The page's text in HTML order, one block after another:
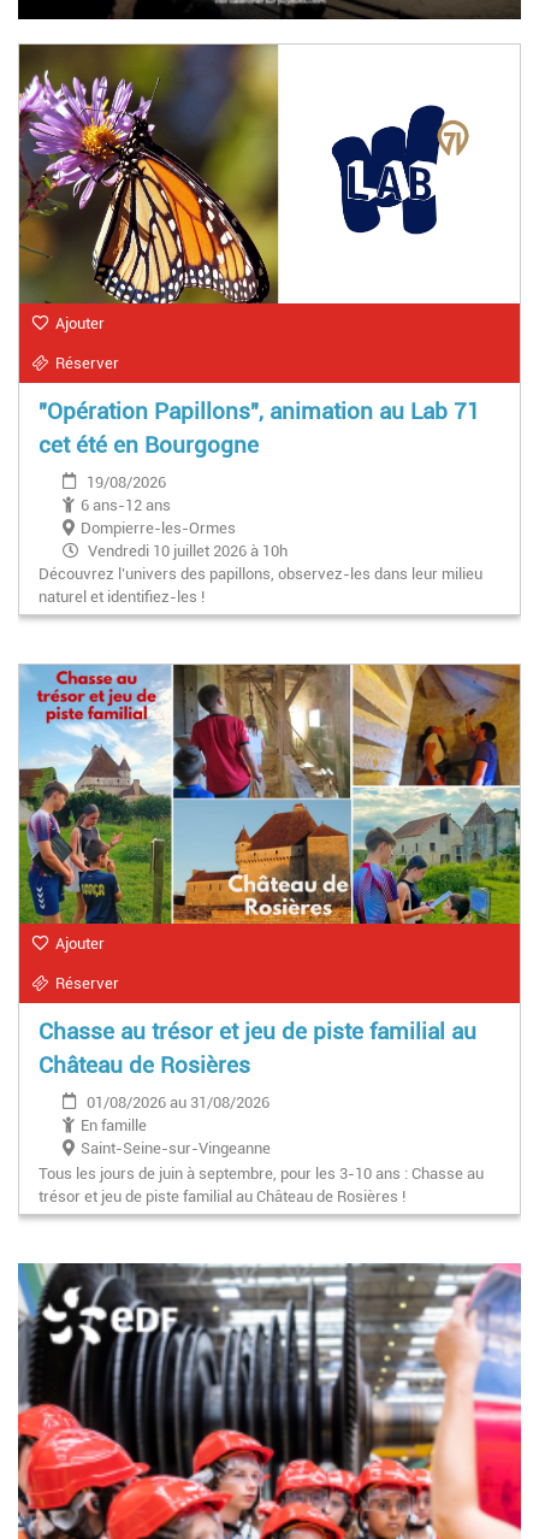
Ajouter
Réserver
"Opération Papillons", animation au Lab 71
cet été en Bourgogne
19/08/2026
6 ans-12 ans
Dompierre-les-Ormes
Vendredi 10 juillet 2026 à 10h
Vendredi 24 juillet 2026 à 10h
Vendredi 31 juillet 2026 à 14h
Mercredi 19 août 2026 à 10h
Découvrez l’univers des papillons, observez-les dans leur milieu
naturel et identifiez-les !
Ajouter
Réserver
Chasse au trésor et jeu de piste familial au
Château de Rosières
01/08/2026 au 31/08/2026
En famille
Saint-Seine-sur-Vingeanne
Tous les jours de juin à septembre, pour les 3-10 ans : Chasse au
trésor et jeu de piste familial au Château de Rosières !